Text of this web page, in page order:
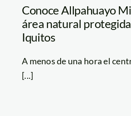
Conoce Allpahuayo
área natural
Iquitos
A menos de una hora el
[...]